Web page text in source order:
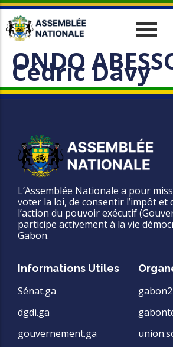
Historique
Missions
Organes
Vos Députés
Travaux
parlementaires
Relations Interparlementaires
Actualités
Evènements
Phototèque
ONDO
Cédric Davy
L’Assemblée Nationale a pour
voter la loi, de consentir l’impôt et
l’action du pouvoir exécutif
participe activement à la vie
Gabon.
Informations Utiles
Sénat.ga
dgdi.ga
gouvernement.ga